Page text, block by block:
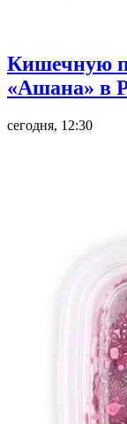
Кишечную
«Ашана» в
сегодня, 12:30